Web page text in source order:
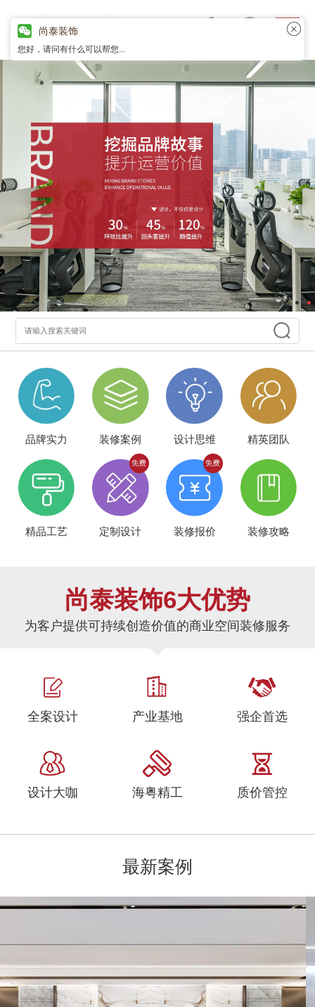
品牌实力 装修案例 设计思维 精英团队
精品工艺 定制设计 装修报价 装修攻略
尚泰装饰6大优势
为客户提供可持续创造价值的商业空间装修服务
全案设计 产业基地 强企首选
设计大咖 海粤精工 质价管控
最新案例
尚泰装饰
您好，请问有什么可以帮您...